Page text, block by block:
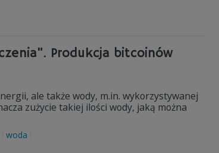
Produkcja bitcoinów
ale także wody, m.in. wykorzystywanej
zużycie takiej ilości wody, jaką można
woda